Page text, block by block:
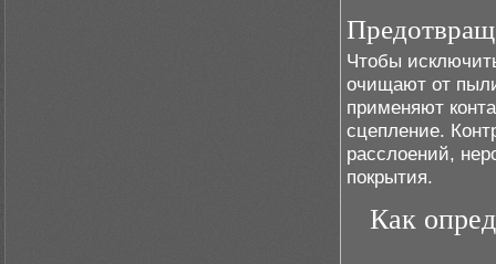
Чтобы
очищают от
применяют
сцепление.
расслоений,
покрытия.
Как